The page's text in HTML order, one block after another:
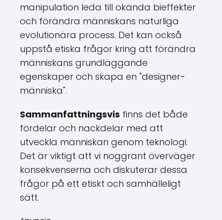
manipulation leda till okända bieffekter
och förändra människans naturliga
evolutionära process. Det kan också
uppstå etiska frågor kring att förändra
människans grundläggande
egenskaper och skapa en "designer-
människa".
Sammanfattningsvis finns det både
fördelar och nackdelar med att
utveckla människan genom teknologi.
Det är viktigt att vi noggrant överväger
konsekvenserna och diskuterar dessa
frågor på ett etiskt och samhälleligt
sätt.